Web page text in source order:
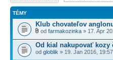
TÉMY
Klub chovateľov
od farmakozinka » 17. Apr
Od kial nakupovať kozy
od globlik » 19. Jan 2016, 19:57